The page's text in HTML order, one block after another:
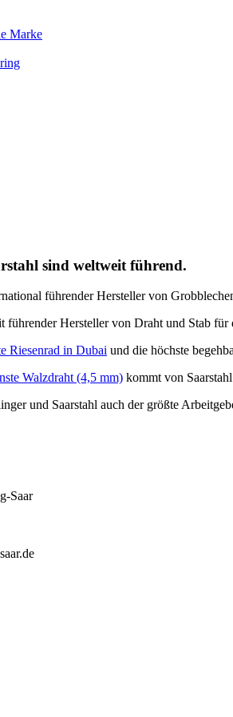
Marke
sind weltweit führend.
führender Hersteller von
führender Hersteller von Draht und Stab
Riesenrad in Dubai und die höchste
Walzdraht (4,5 mm) kommt von
und Saarstahl auch der größte
Saar